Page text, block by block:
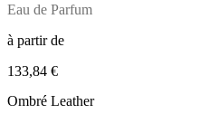
Eau de Parfum
à partir de
133,84 €
Ombré Leather